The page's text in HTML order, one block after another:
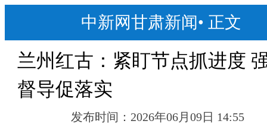
中新网甘肃新闻• 正文
兰州红古：紧盯节点抓进度
督导促落实
发布时间： 2026年06月09日 14:55